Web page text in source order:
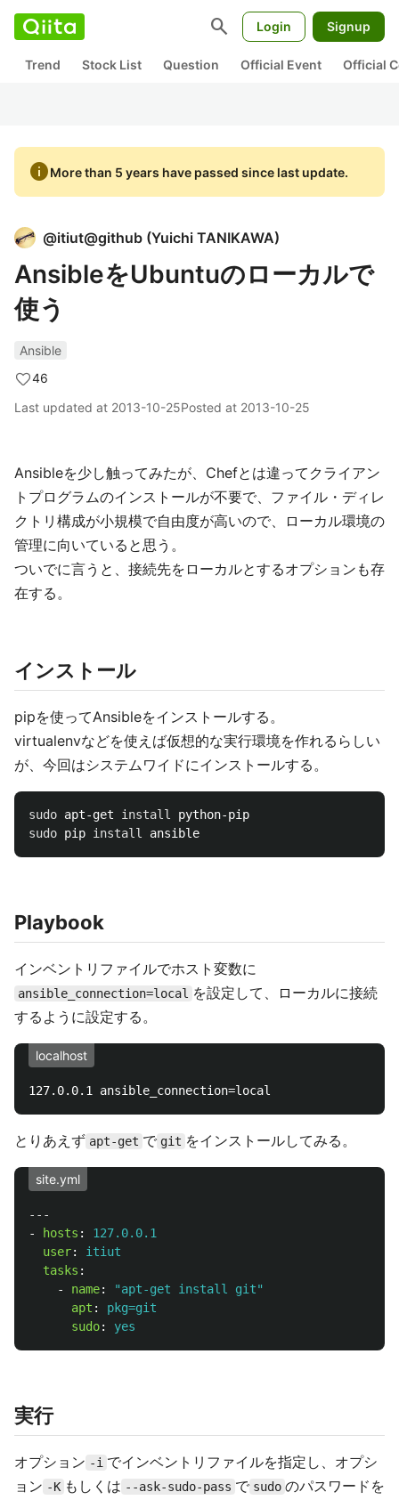
search Login Signup
Trend Stock List Question Official Event Official
infoMore than 5 years have passed since last update.
@itiut@github (Yuichi TANIKAWA)
AnsibleをUbuntuのローカルで
使う
Ansible
46
Last updated at 2013-10-25Posted at 2013-10-25
Ansibleを少し触ってみたが、Chefとは違ってクライアン
トプログラムのインストールが不要で、ファイル・ディレ
クトリ構成が小規模で自由度が高いので、ローカル環境の
管理に向いていると思う。
ついでに言うと、接続先をローカルとするオプションも存
在する。
インストール
pipを使ってAnsibleをインストールする。
virtualenvなどを使えば仮想的な実行環境を作れるらしい
が、今回はシステムワイドにインストールする。
sudo apt-get install
sudo pip install
Playbook
インベントリファイルでホスト変数に
ansible_connection=local を設定して、ローカルに接続
するように設定する。
localhost
とりあえず apt-get で git をインストールしてみる。
site.yml
---
-
hosts :
127.0.0.1
user:
itiut
tasks :
-
name: "apt-get install
git"
apt :
pkg=git
sudo: yes
実行
オプション -i でインベントリファイルを指定し、オプシ
ョン -K もしくは --ask-sudo-pass で sudo のパスワードを